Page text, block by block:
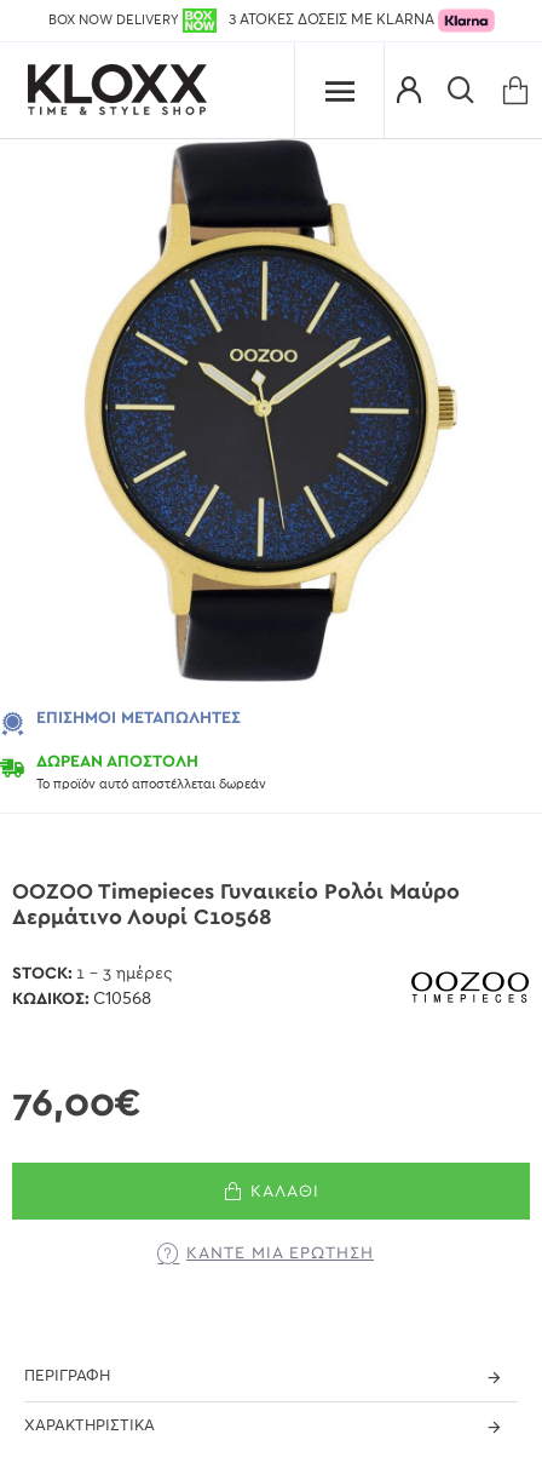
BOX NOW DELIVERY 3 ΑΤΟΚΕΣ ΔΟΣΕΙΣ ΜΕ KLARNA
ΔΩΡΕΑΝ ΑΠΟΣΤΟΛΗ
Το προϊόν αυτό αποστέλλεται δωρεάν
ΕΠΊΣΗΜΟΙ ΜΕΤΑΠΩΛΗΤΈΣ
OOZOO Timepieces Γυναικείο Ρολόι Μαύρο
Δερμάτινο Λουρί C10568
76,00€
STOCK: 1 - 3 ημέρες
ΚΩΔΙΚΌΣ: C10568
ΚΑΛΆΘΙ
ΚΆΝΤΕ ΜΊΑ ΕΡΏΤΗΣΗ
ΠΕΡΙΓΡΑΦΉ
ΧΑΡΑΚΤΗΡΙΣΤΙΚΆ